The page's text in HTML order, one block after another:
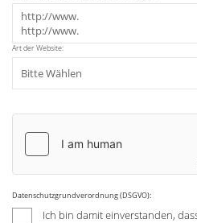
Art der Website:
Datenschutzgrundverordnung (DSGVO):
Ich bin damit einverstanden,